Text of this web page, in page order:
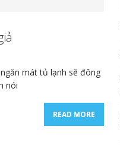
mát tủ lạnh sẽ đông
nói
READ MORE